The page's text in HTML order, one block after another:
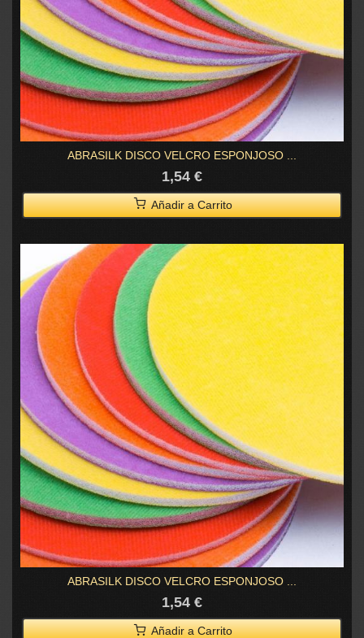
ABRASILK DISCO VELCRO ESPONJOSO ...
1,54 €
Añadir a Carrito
ABRASILK DISCO VELCRO ESPONJOSO ...
1,54 €
Añadir a Carrito